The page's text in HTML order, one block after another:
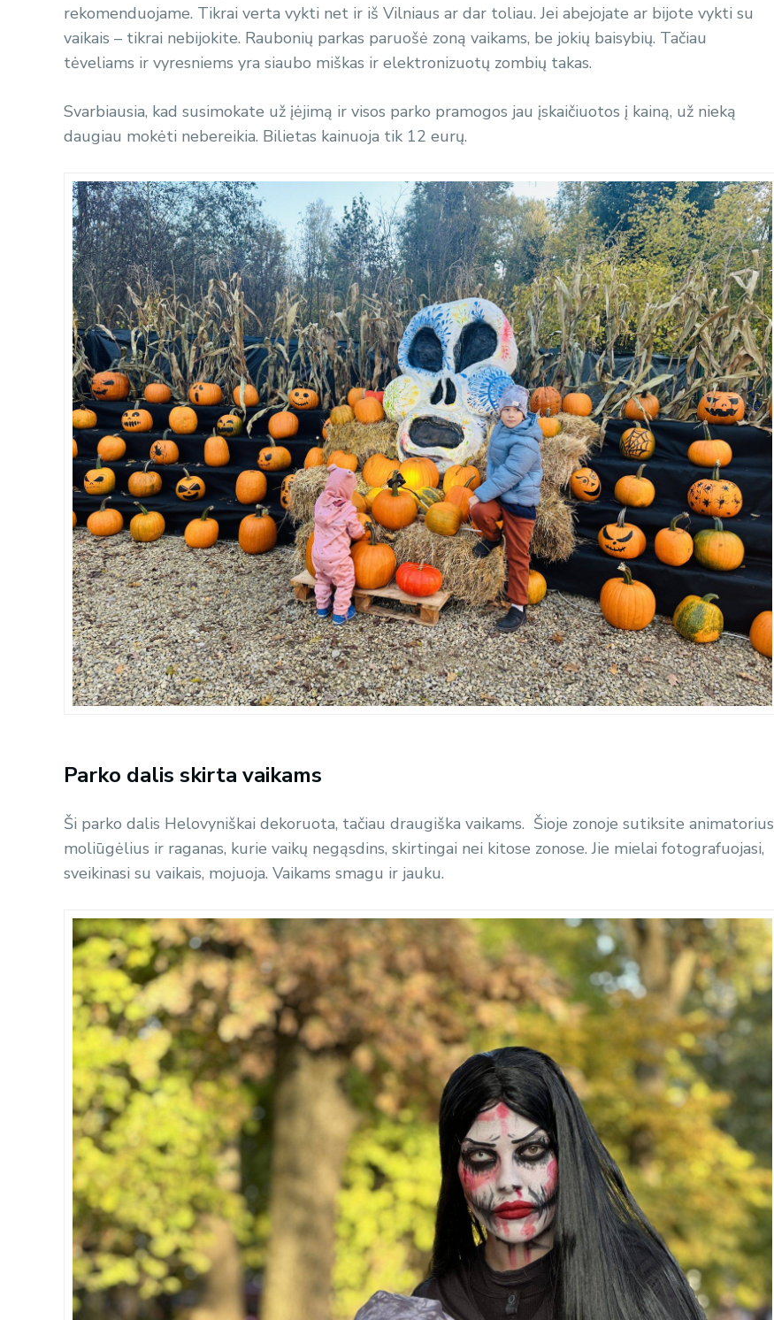
rekomenduojame. Tikrai verta vykti net ir iš Vilniaus ar dar toliau. Jei abejojate ar bijote vykti su
vaikais – tikrai nebijokite. Raubonių parkas paruošė zoną vaikams, be jokių baisybių. Tačiau
tėveliams ir vyresniems yra siaubo miškas ir elektronizuotų zombių takas.
Svarbiausia, kad susimokate už įėjimą ir visos parko pramogos jau įskaičiuotos į kainą, už nieką
daugiau mokėti nebereikia. Bilietas kainuoja tik 12 eurų.
Parko dalis skirta vaikams
Ši parko dalis Helovyniškai dekoruota, tačiau draugiška vaikams. Šioje zonoje sutiksite animatorius
moliūgėlius ir raganas, kurie vaikų negąsdins, skirtingai nei kitose zonose. Jie mielai fotografuojasi,
sveikinasi su vaikais, mojuoja. Vaikams smagu ir jauku.